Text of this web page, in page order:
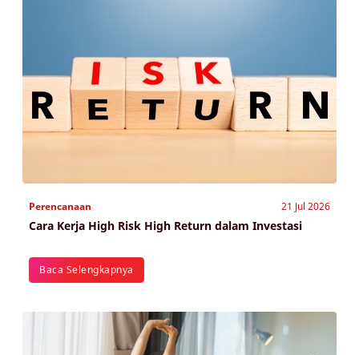
Perencanaan 21 Jul 2026
Cara Kerja High Risk High Return dalam Investasi
Baca Selengkapnya